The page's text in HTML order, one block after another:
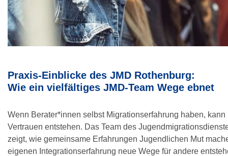
Praxis-Einblicke des JMD Rothenburg:
Wie ein vielfältiges JMD-Team Wege ebnet
Wenn Berater*innen selbst Migrationserfahrung haben, kann
Vertrauen entstehen. Das Team des
zeigt, wie gemeinsame Erfahrungen Jugendlichen Mut
eigenen Integrationserfahrung neue Wege für andere